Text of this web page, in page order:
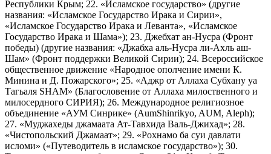
Республики Крым; 22. «Исламское государство» (другие
названия: «Исламское Государство Ирака и Сирии»,
«Исламское Государство Ирака и Леванта», «Исламское
Государство Ирака и Шама»); 23. Джебхат ан-Нусра (Фронт
победы) (другие названия: «Джабха аль-Нусра ли-Ахль аш-
Шам» (Фронт поддержки Великой Сирии); 24. Всероссийское
общественное движение «Народное ополчение имени К.
Минина и Д. Пожарского»; 25. «Аджр от Аллаха Субхану уа
Тагьаля SHAM» (Благословение от Аллаха милоственного и
милосердного СИРИЯ); 26. Международное религиозное
объединение «АУМ Синрике» (AumShinrikyo, AUM, Aleph);
27. «Муджахеды джамаата Ат-Тавхида Валь-Джихад»; 28.
«Чистопольский Джамаат»; 29. «Рохнамо ба суи давлати
исломи» («Путеводитель в исламское государство»); 30.